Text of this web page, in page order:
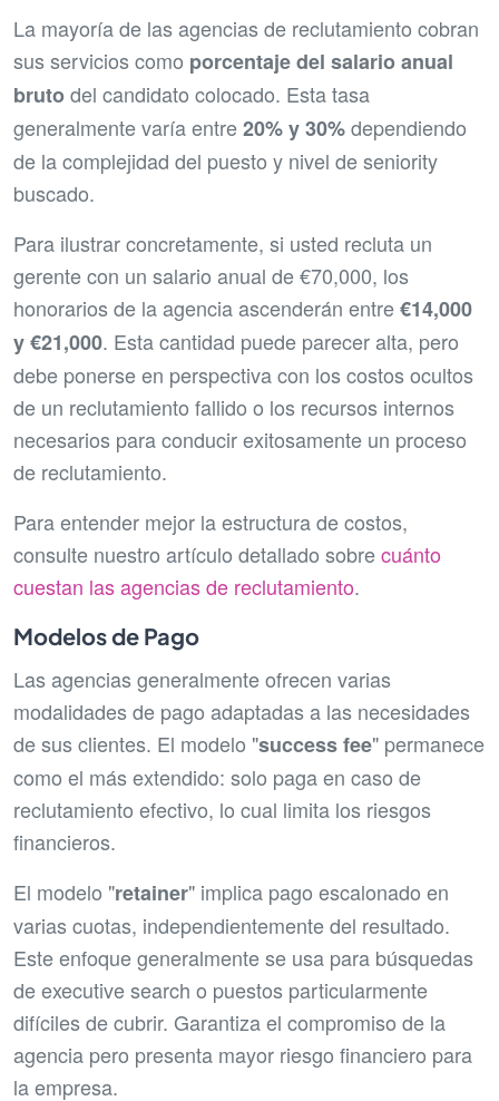
La mayoría de las agencias de reclutamiento cobran
sus servicios como porcentaje del salario anual
brutodel candidato colocado. Esta tasa
generalmente varía entre20% y 30%dependiendo
de la complejidad del puesto y nivel de seniority
buscado.
Para ilustrar concretamente, si usted recluta un
gerente con un salario anual de €70,000, los
honorarios de la agencia ascenderán entre€14,000
y €21,000. Esta cantidad puede parecer alta, pero
debe ponerse en perspectiva con los costos ocultos
de un reclutamiento fallido o los recursos internos
necesarios para conducir exitosamente un proceso
de reclutamiento.
Para entender mejor la estructura de costos,
consulte nuestro artículo detallado sobrecuánto
cuestan las agencias de reclutamiento.
Modelos de Pago
Las agencias generalmente ofrecen varias
modalidades de pago adaptadas a las necesidades
de sus clientes. El modelo "success fee" permanece
como el más extendido: solo paga en caso de
reclutamiento efectivo, lo cual limita los riesgos
financieros.
El modelo "retainer" implica pago escalonado en
varias cuotas, independientemente del resultado.
Este enfoque generalmente se usa para búsquedas
de executive search o puestos particularmente
difíciles de cubrir. Garantiza el compromiso de la
agencia pero presenta mayor riesgo financiero para
la empresa.